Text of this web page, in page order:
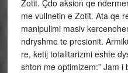
Zotit. Çdo aksion qe
me vullnetin e Zotit. Ata qe
manipulimi masiv
ndryshme te presionit.
re, ketij totalitarizmi eshte
shton me optimizem:” Jam